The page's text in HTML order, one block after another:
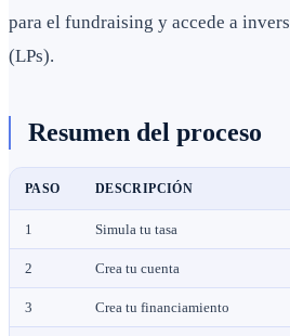
para el fundraising y accede a
(LPs).
Resumen del proceso
PASO DESCRIPCIÓN
1 Simula tu tasa
2 Crea tu cuenta
3 Crea tu financiamiento